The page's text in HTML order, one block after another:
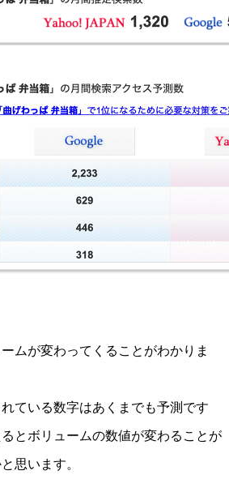
ムが変わってくることがわかりま
ている数字はあくまでも予測です
とボリュームの数値が変わることが
思います。